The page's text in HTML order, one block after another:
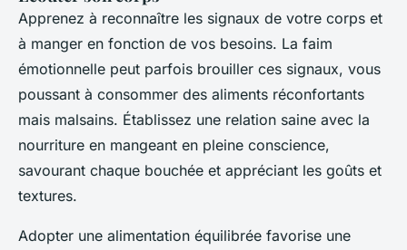
Apprenez à reconnaître les signaux de votre corps et
à manger en fonction de vos besoins. La faim
émotionnelle peut parfois brouiller ces signaux, vous
poussant à consommer des aliments réconfortants
mais malsains. Établissez une relation saine avec la
nourriture en mangeant en pleine conscience,
savourant chaque bouchée et appréciant les goûts et
textures.
Adopter une alimentation équilibrée favorise une